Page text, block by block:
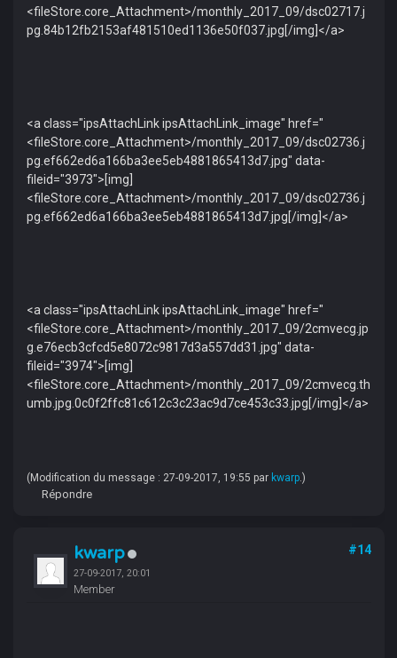
<fileStore.core_Attachment>/monthly_2017_09/dsc02717.j
pg.84b12fb2153af481510ed1136e50f037.jpg[/img]</a>
<a class="ipsAttachLink ipsAttachLink_image" href="
<fileStore.core_Attachment>/monthly_2017_09/dsc02736.j
pg.ef662ed6a166ba3ee5eb4881865413d7.jpg" data-
fileid="3973">[img]
<fileStore.core_Attachment>/monthly_2017_09/dsc02736.j
pg.ef662ed6a166ba3ee5eb4881865413d7.jpg[/img]</a>
<a class="ipsAttachLink ipsAttachLink_image" href="
<fileStore.core_Attachment>/monthly_2017_09/2cmvecg.jp
g.e76ecb3cfcd5e8072c9817d3a557dd31.jpg" data-
fileid="3974">[img]
<fileStore.core_Attachment>/monthly_2017_09/2cmvecg.th
umb.jpg.0c0f2ffc81c612c3c23ac9d7ce453c33.jpg[/img]</a>
(Modification du message : 27-09-2017, 19:55 par kwarp.)
Répondre
kwarp
27-09-2017, 20:01
Member
#14